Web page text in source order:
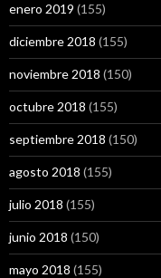
enero 2019 (155)
diciembre 2018 (155)
noviembre 2018 (150)
octubre 2018 (155)
septiembre 2018 (150)
agosto 2018 (155)
julio 2018 (155)
junio 2018 (150)
mayo 2018 (155)